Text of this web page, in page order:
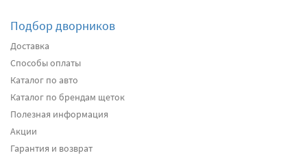
Подробнее
Передние дворники
Подробнее
Подбор дворников
Доставка
Способы оплаты
Каталог по авто
Каталог по брендам щеток
Полезная информация
Акции
Гарантия и возврат